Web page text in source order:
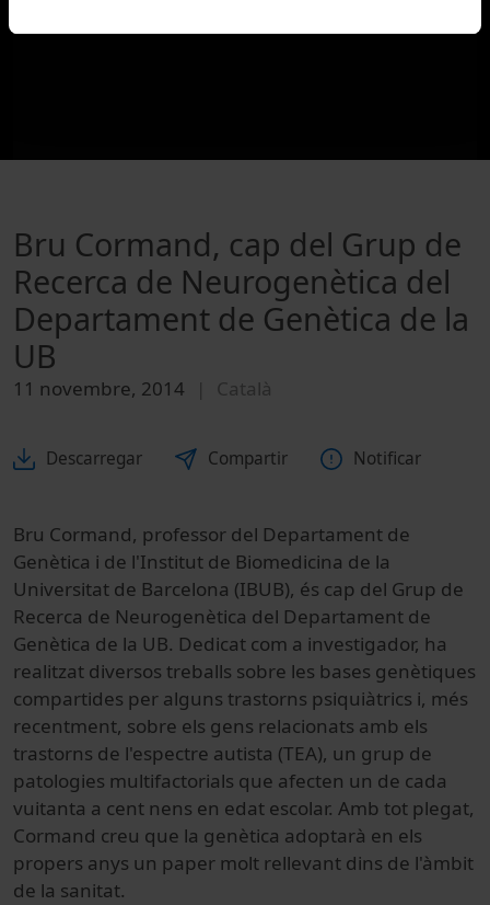
Bru Cormand, cap del Grup de
Recerca de Neurogenètica del
Departament de Genètica de la
UB
11 novembre, 2014 Català
Descarregar Compartir Notificar
Bru Cormand, professor del Departament de
Genètica i de l'Institut de Biomedicina de la
Universitat de Barcelona (IBUB), és cap del Grup de
Recerca de Neurogenètica del Departament de
Genètica de la UB. Dedicat com a investigador, ha
realitzat diversos treballs sobre les bases genètiques
compartides per alguns trastorns psiquiàtrics i, més
recentment, sobre els gens relacionats amb els
trastorns de l'espectre autista (TEA), un grup de
patologies multifactorials que afecten un de cada
vuitanta a cent nens en edat escolar. Amb tot plegat,
Cormand creu que la genètica adoptarà en els
propers anys un paper molt rellevant dins de l'àmbit
de la sanitat.